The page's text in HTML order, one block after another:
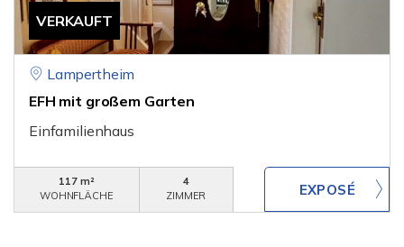
VERKAUFT
Lampertheim
EFH mit großem Garten
Einfamilienhaus
117 m²
WOHNFLÄCHE
4
ZIMMER